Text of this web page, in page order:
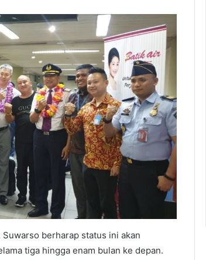
berharap status ini akan
tiga hingga enam bulan ke depan.